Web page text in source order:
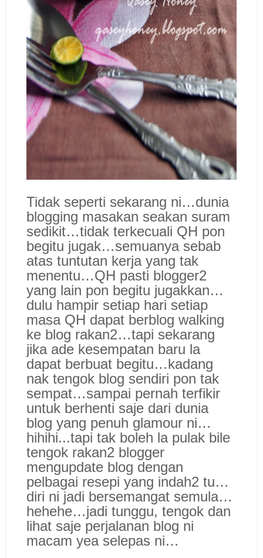
Tidak seperti sekarang ni…dunia
blogging masakan seakan suram
sedikit…tidak terkecuali QH pon
begitu jugak…semuanya sebab
atas tuntutan kerja yang tak
menentu…QH pasti blogger2
yang lain pon begitu jugakkan…
dulu hampir setiap hari setiap
masa QH dapat berblog walking
ke blog rakan2…tapi sekarang
jika ade kesempatan baru la
dapat berbuat begitu…kadang
nak tengok blog sendiri pon tak
sempat…sampai pernah terfikir
untuk berhenti saje dari dunia
blog yang penuh glamour ni…
hihihi...tapi tak boleh la pulak bile
tengok rakan2 blogger
mengupdate blog dengan
pelbagai resepi yang indah2 tu…
diri ni jadi bersemangat semula…
hehehe…jadi tunggu, tengok dan
lihat saje perjalanan blog ni
macam yea selepas ni…